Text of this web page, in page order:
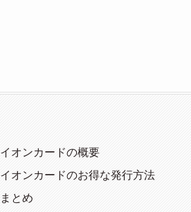
イオンカードの概要
イオンカードのお得な発行方法
まとめ